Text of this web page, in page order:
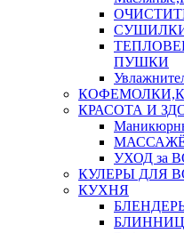
ПУШКИ
КРАСОТА И
УХОД за
КУЛЕРЫ ДЛЯ
КУХНЯ
БЛИННИЦЫ